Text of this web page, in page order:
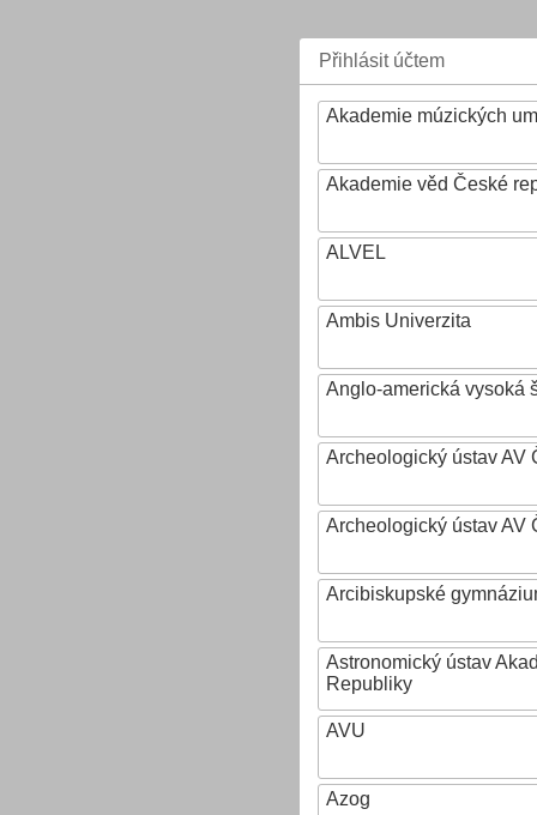
Přihlásit účtem
Akademie múzických
Akademie věd České
ALVEL
Ambis Univerzita
Anglo-americká vysoká
Archeologický ústav AV
Archeologický ústav AV
Arcibiskupské
Astronomický ústav
Republiky
AVU
Azog